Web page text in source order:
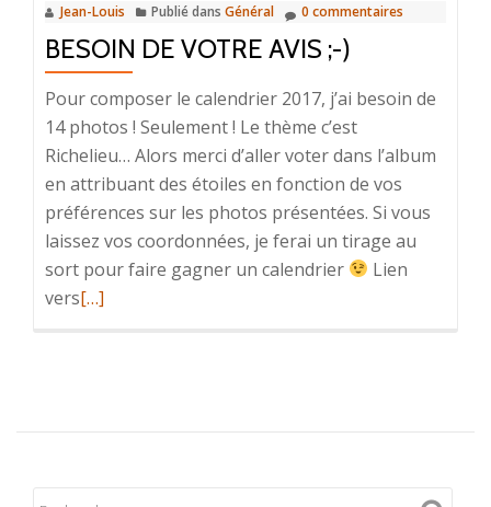
Jean-Louis Publié dans Général 0 commentaires
BESOIN DE VOTRE AVIS ;-)
Pour composer le calendrier 2017, j’ai besoin de
14 photos ! Seulement ! Le thème c’est
Richelieu… Alors merci d’aller voter dans l’album
en attribuant des étoiles en fonction de vos
préférences sur les photos présentées. Si vous
laissez vos coordonnées, je ferai un tirage au
sort pour faire gagner un calendrier
Lien
versEn
votre
[…]